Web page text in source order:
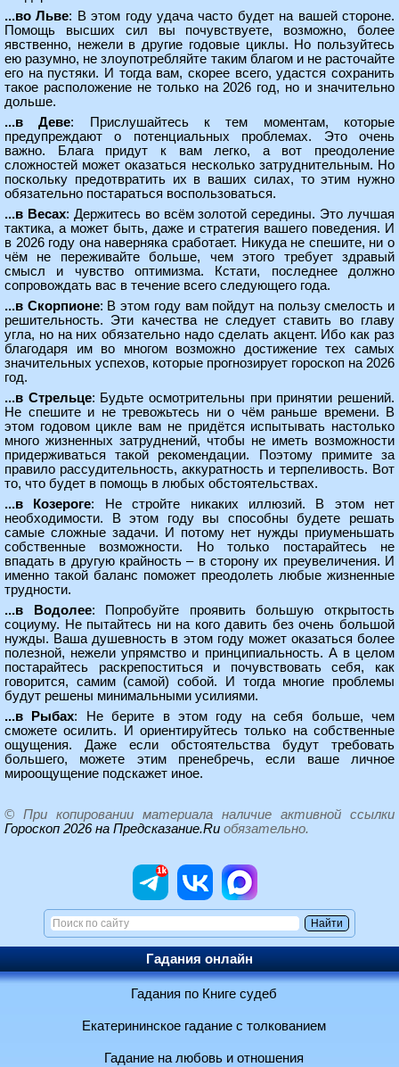
...во Льве: В этом году удача часто будет на вашей стороне.
Помощь высших сил вы почувствуете, возможно, более
явственно, нежели в другие годовые циклы. Но пользуйтесь
ею разумно, не злоупотребляйте таким благом и не расточайте
его на пустяки. И тогда вам, скорее всего, удастся сохранить
такое расположение не только на 2026 год, но и значительно
дольше.
...в Деве: Прислушайтесь к тем моментам, которые
предупреждают о потенциальных проблемах. Это очень
важно. Блага придут к вам легко, а вот преодоление
сложностей может оказаться несколько затруднительным. Но
поскольку предотвратить их в ваших силах, то этим нужно
обязательно постараться воспользоваться.
...в Весах: Держитесь во всём золотой середины. Это лучшая
тактика, а может быть, даже и стратегия вашего поведения. И
в 2026 году она наверняка сработает. Никуда не спешите, ни о
чём не переживайте больше, чем этого требует здравый
смысл и чувство оптимизма. Кстати, последнее должно
сопровождать вас в течение всего следующего года.
...в Скорпионе: В этом году вам пойдут на пользу смелость и
решительность. Эти качества не следует ставить во главу
угла, но на них обязательно надо сделать акцент. Ибо как раз
благодаря им во многом возможно достижение тех самых
значительных успехов, которые прогнозирует гороскоп на 2026
год.
...в Стрельце: Будьте осмотрительны при принятии решений.
Не спешите и не тревожьтесь ни о чём раньше времени. В
этом годовом цикле вам не придётся испытывать настолько
много жизненных затруднений, чтобы не иметь возможности
придерживаться такой рекомендации. Поэтому примите за
правило рассудительность, аккуратность и терпеливость. Вот
то, что будет в помощь в любых обстоятельствах.
...в Козероге: Не стройте никаких иллюзий. В этом нет
необходимости. В этом году вы способны будете решать
самые сложные задачи. И потому нет нужды приуменьшать
собственные возможности. Но только постарайтесь не
впадать в другую крайность – в сторону их преувеличения. И
именно такой баланс поможет преодолеть любые жизненные
трудности.
...в Водолее: Попробуйте проявить большую открытость
социуму. Не пытайтесь ни на кого давить без очень большой
нужды. Ваша душевность в этом году может оказаться более
полезной, нежели упрямство и принципиальность. А в целом
постарайтесь раскрепоститься и почувствовать себя, как
говорится, самим (самой) собой. И тогда многие проблемы
будут решены минимальными усилиями.
...в Рыбах: Не берите в этом году на себя больше, чем
сможете осилить. И ориентируйтесь только на собственные
ощущения. Даже если обстоятельства будут требовать
большего, можете этим пренебречь, если ваше личное
мироощущение подскажет иное.
© При копировании материала наличие активной ссылки
Гороскоп 2026 на Предсказание.Ru обязательно.
Гадания онлайн
Гадания по Книге судеб
Екатерининское гадание с толкованием
Гадание на любовь и отношения